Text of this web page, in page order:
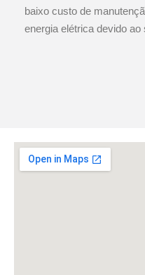
baixo custo de
energia elétrica devido